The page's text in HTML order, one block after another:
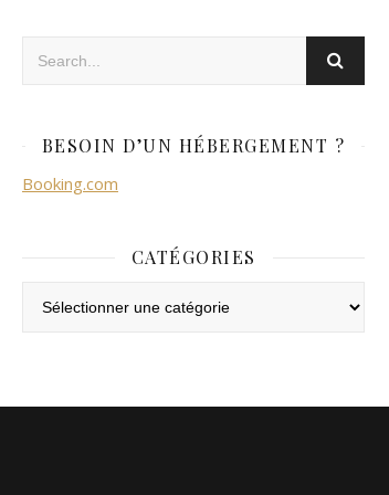
BESOIN D’UN HÉBERGEMENT ?
Booking.com
CATÉGORIES